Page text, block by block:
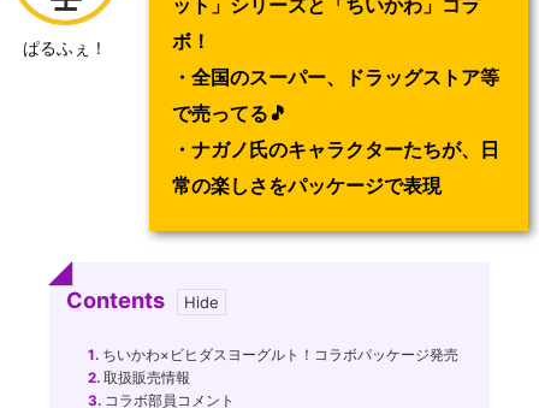
ぱるふぇ！
ボ！
・全国のスーパー、ドラッグストア等
で売ってる🎵
・ナガノ氏のキャラクターたちが、日
常の楽しさをパッケージで表現
Contents
1. ちいかわ×ビヒダスヨーグルト！コラボパッケージ発売
2. 取扱販売情報
3. コラボ部員コメント